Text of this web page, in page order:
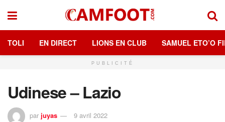
TOLI EN DIRECT LIONS EN CLUB SAMUEL ETO’O
PUBLICITÉ
Udinese – Lazio
par juyas 9 avril 2022